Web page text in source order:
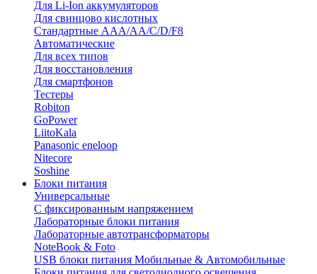
Для Li-Ion аккумуляторов
Для свинцово кислотных
Стандартные ААА/АА/С/D/F8
Автоматические
Для всех типов
Для восстановления
Для смартфонов
Тестеры
Robiton
GoPower
LiitoKala
Panasonic eneloop
Nitecore
Soshine
Блоки питания
Универсальные
C фиксированным напряжением
Лабораторные блоки питания
Лабораторные автотрансформаторы
NoteBook & Foto
USB блоки питания Мобильные & Автомобильные